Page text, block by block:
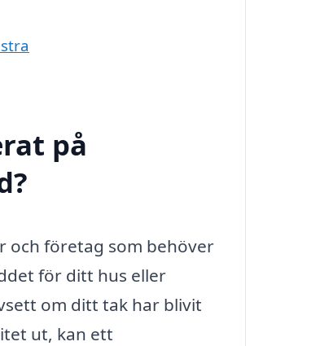
på
och företag som behöver
för ditt hus eller
om ditt tak har blivit
ut, kan ett